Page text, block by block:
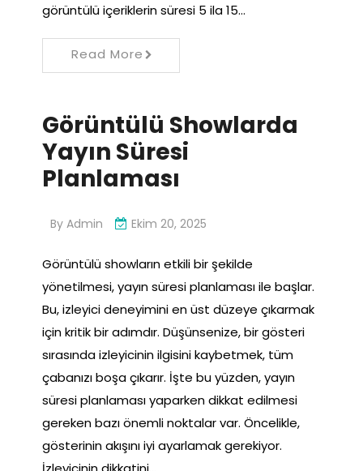
görüntülü içeriklerin süresi 5 ila 15…
Read More
Görüntülü Showlarda
Yayın Süresi
Planlaması
By Admin Ekim 20, 2025
Görüntülü showların etkili bir şekilde
yönetilmesi, yayın süresi planlaması ile başlar.
Bu, izleyici deneyimini en üst düzeye çıkarmak
için kritik bir adımdır. Düşünsenize, bir gösteri
sırasında izleyicinin ilgisini kaybetmek, tüm
çabanızı boşa çıkarır. İşte bu yüzden, yayın
süresi planlaması yaparken dikkat edilmesi
gereken bazı önemli noktalar var. Öncelikle,
gösterinin akışını iyi ayarlamak gerekiyor.